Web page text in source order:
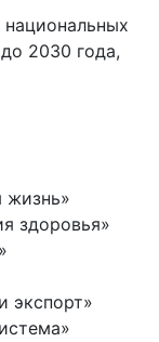
2030 года,
жизнь»
здоровья»
экспорт»